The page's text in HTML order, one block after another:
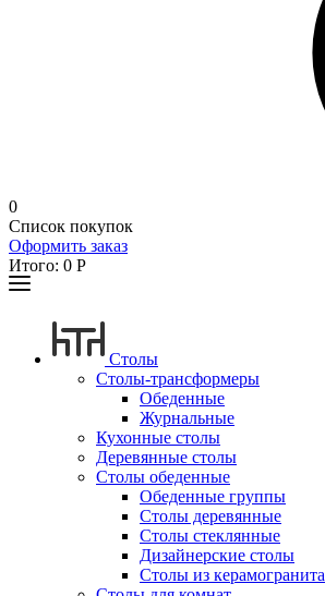
0
Список покупок
Оформить заказ
Итого: 0 Р
Столы
Столы-трансформеры
Обеденные
Журнальные
Кухонные столы
Деревянные столы
Столы обеденные
Обеденные группы
Столы деревянные
Столы стеклянные
Дизайнерские столы
Столы из керамогранита